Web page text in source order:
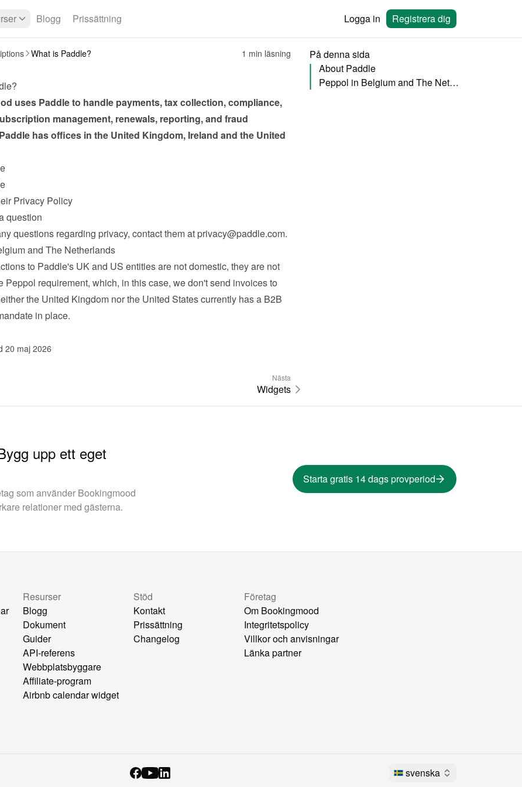
Blogg Prissättning Logga in Registrera dig
What is Paddle? 1 min läsning
uses Paddle to handle payments, tax collection, compliance,
management, renewals, reporting, and fraud
has offices in the United Kingdom, Ireland and the United
Privacy Policy
question
questions regarding privacy, contact them at privacy@paddle.com.
and The Netherlands
to Paddle's UK and US entities are not domestic, they are not
Peppol requirement, which, in this case, we don't send invoices to
the United Kingdom nor the United States currently has a B2B
in place.
20 maj 2026
Nästa
Widgets
På denna sida
About Paddle
Peppol in Belgium and The Netherlands
upp ett eget
som använder Bookingmood
relationer med gästerna.
Starta gratis 14 dags provperiod
Resurser
Blogg
Dokument
Guider
API-referens
Webbplatsbyggare
Affiliate-program
Airbnb calendar widget
Stöd
Kontakt
Prissättning
Changelog
Företag
Om Bookingmood
Integritetspolicy
Villkor och anvisningar
Länka partner
svenska